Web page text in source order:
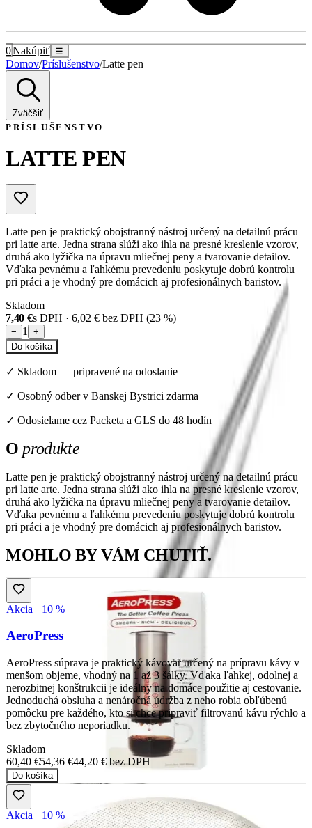
0Nakúpiť ☰
Domov/Príslušenstvo/Latte pen
Zväčšiť
PRÍSLUŠENSTVO
LATTE PEN
Latte pen je praktický obojstranný nástroj určený na detailnú prácu
pri latte arte. Jedna strana slúži ako ihla na presné kreslenie vzorov,
druhá ako lyžička na úpravu mliečnej peny a tvarovanie detailov.
Vďaka pevnému a ľahkému prevedeniu poskytuje dobrú kontrolu
pri práci a je vhodný pre domácich aj profesionálnych baristov.
Skladom
7,40 €s DPH · 6,02 €bez DPH (23%)
− 1
+
Do košíka
✓ Skladom — pripravené na odoslanie
✓ Osobný odber v Banskej Bystrici zdarma
✓ Odosielame cez Packeta a GLS do 48 hodín
O produkte
Latte pen je praktický obojstranný nástroj určený na detailnú prácu
pri latte arte. Jedna strana slúži ako ihla na presné kreslenie vzorov,
druhá ako lyžička na úpravu mliečnej peny a tvarovanie detailov.
Vďaka pevnému a ľahkému prevedeniu poskytuje dobrú kontrolu
pri práci a je vhodný pre domácich aj profesionálnych baristov.
MOHLO BY VÁM CHUTIŤ.
Akcia −10 %
AeroPress
AeroPress súprava je praktický kávovar určený na prípravu kávy v
menšom objeme, vhodný na 1 až 3 šálky. Vďaka ľahkej, odolnej a
nerozbitnej konštrukcii je ideálny na domáce použitie aj cestovanie.
Jednoduchá obsluha a nenáročná údržba z neho robia obľúbenú
pomôcku pre každého, kto si chce pripraviť filtrovanú kávu rýchlo a
bez zbytočného neporiadku.
Skladom
60,40 €54,36 €44,20 € bez DPH
Do košíka
Akcia −10 %